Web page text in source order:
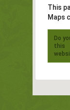
This
Maps
Do
this